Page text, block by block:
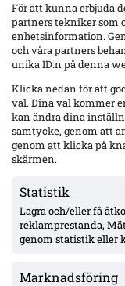
För att kunna erbjuda
partners tekniker som
enhetsinformation.
och våra partners
unika ID:n på denna
Klicka nedan för att
val. Dina val kommer
kan ändra dina
samtycke, genom att
genom att klicka på
skärmen.
Statistik
Lagra och/eller få
reklamprestanda,
genom statistik eller
Marknadsföring
nobbade, Ålborgs
Sportchef Hasse
backat från Ålborgs
ersättare till Ludwig
augusti.